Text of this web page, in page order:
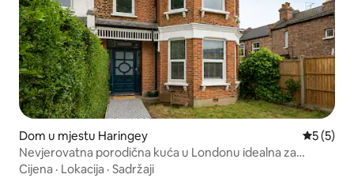
Dom u mjestu Haringey
5 (5)
Nevjerovatna porodična kuća u Londonu idealna za
porodice
Cijena · Lokacija · Sadržaji